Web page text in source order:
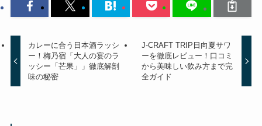
カレーに合う日本酒ラッシ
ー！梅乃宿「大人の宴のラ
ッシー「芒果」」徹底解剖
味の秘密
J-CRAFT TRIP日向夏サワ
ーを徹底レビュー！口コミ
から美味しい飲み方まで完
全ガイド